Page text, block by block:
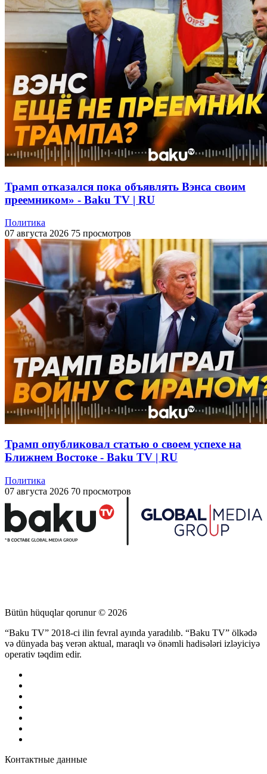
Трамп отказался пока объявлять Вэнса своим
преемником» - Baku TV | RU
Политика
07 августа 2026 75 просмотров
Трамп опубликовал статью о своем успехе на
Ближнем Востоке - Baku TV | RU
Политика
07 августа 2026 70 просмотров
Bütün hüquqlar qorunur © 2026
“Baku TV” 2018-ci ilin fevral ayında yaradılıb. “Baku TV” ölkədə
və dünyada baş verən aktual, maraqlı və önəmli hadisələri izləyiciyə
operativ təqdim edir.
Контактные данные